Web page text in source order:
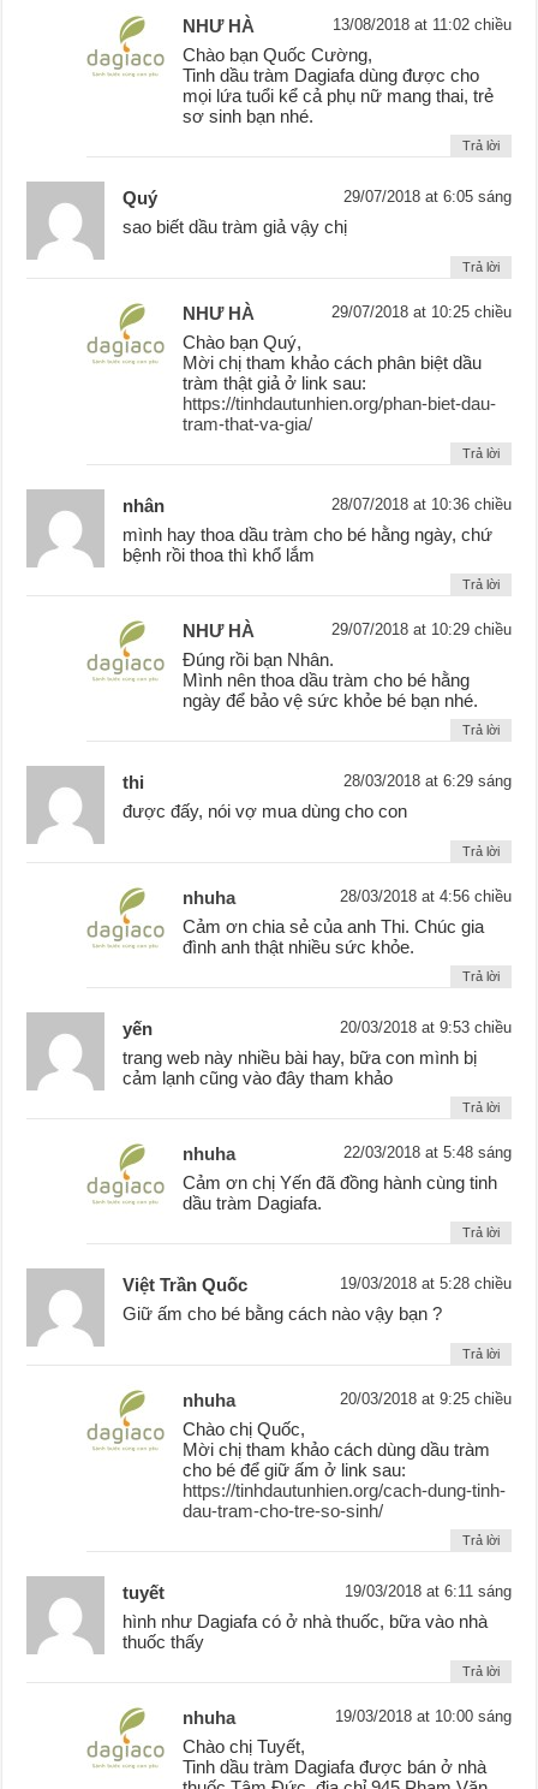
NHƯ HÀ 13/08/2018 at 11:02 chiều
Chào bạn Quốc Cường,
Tinh dầu tràm Dagiafa dùng được cho
mọi lứa tuổi kể cả phụ nữ mang thai, trẻ
sơ sinh bạn nhé.
Trả lời
Quý 29/07/2018 at 6:05 sáng
sao biết dầu tràm giả vậy chị
Trả lời
NHƯ HÀ 29/07/2018 at 10:25 chiều
Chào bạn Quý,
Mời chị tham khảo cách phân biệt dầu
tràm thật giả ở link sau:
https://tinhdautunhien.org/phan-biet-dau-
tram-that-va-gia/
Trả lời
nhân 28/07/2018 at 10:36 chiều
mình hay thoa dầu tràm cho bé hằng ngày, chứ
bệnh rồi thoa thì khổ lắm
Trả lời
NHƯ HÀ 29/07/2018 at 10:29 chiều
Đúng rồi bạn Nhân.
Mình nên thoa dầu tràm cho bé hằng
ngày để bảo vệ sức khỏe bé bạn nhé.
Trả lời
thi 28/03/2018 at 6:29 sáng
được đấy, nói vợ mua dùng cho con
Trả lời
nhuha 28/03/2018 at 4:56 chiều
Cảm ơn chia sẻ của anh Thi. Chúc gia
đình anh thật nhiều sức khỏe.
Trả lời
yến 20/03/2018 at 9:53 chiều
trang web này nhiều bài hay, bữa con mình bị
cảm lạnh cũng vào đây tham khảo
Trả lời
nhuha 22/03/2018 at 5:48 sáng
Cảm ơn chị Yến đã đồng hành cùng tinh
dầu tràm Dagiafa.
Trả lời
Việt Trần Quốc 19/03/2018 at 5:28 chiều
Giữ ấm cho bé bằng cách nào vậy bạn ?
Trả lời
nhuha 20/03/2018 at 9:25 chiều
Chào chị Quốc,
Mời chị tham khảo cách dùng dầu tràm
cho bé để giữ ấm ở link sau:
https://tinhdautunhien.org/cach-dung-tinh-
dau-tram-cho-tre-so-sinh/
Trả lời
tuyết 19/03/2018 at 6:11 sáng
hình như Dagiafa có ở nhà thuốc, bữa vào nhà
thuốc thấy
Trả lời
nhuha 19/03/2018 at 10:00 sáng
Chào chị Tuyết,
Tinh dầu tràm Dagiafa được bán ở nhà